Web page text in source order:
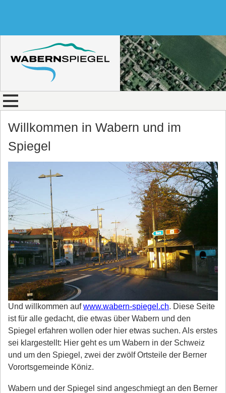
Willkommen in Wabern und im
Spiegel
Und willkommen aufwww.wabern-spiegel.ch. Diese Seite
ist für alle gedacht, die etwas über Wabern und den
Spiegel erfahren wollen oder hier etwas suchen. Als erstes
sei klargestellt: Hier geht es um Wabern in der Schweiz
und um den Spiegel, zwei der zwölf Ortsteile der Berner
Vorortsgemeinde Köniz.
Wabern und der Spiegel sind angeschmiegt an den Berner